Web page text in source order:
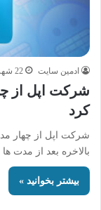
ادمین سایت 22 شهریور 1402
کرد
بالاخره بعد از مدت
بیشتر بخوانید »